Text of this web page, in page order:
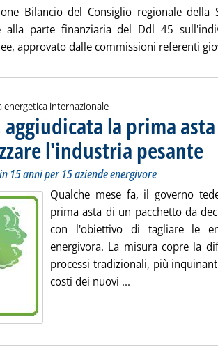
Bilancio del Consiglio regionale della
alla parte finanziaria del Ddl 45
approvato dalle commissioni referenti
energetica internazionale
la prima
l'industria pesante
15 anni per 15 aziende energivore
Qualche mese fa, il governo
prima asta di un pacchetto da
con l'obiettivo di tagliare le
energivora. La misura copre la
processi tradizionali, più
costi dei nuovi ...